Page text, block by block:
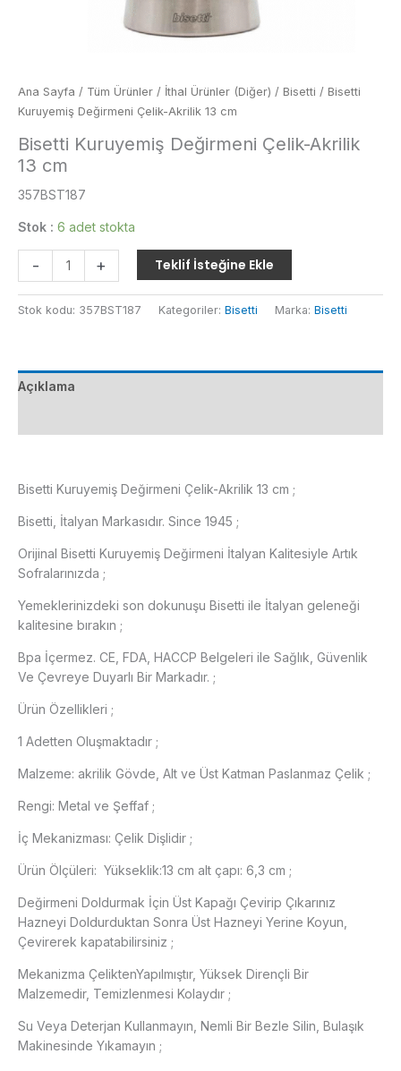
Ana Sayfa / Tüm Ürünler / İthal Ürünler (Diğer) / Bisetti / Bisetti
Kuruyemiş Değirmeni Çelik-Akrilik 13 cm
Bisetti Kuruyemiş Değirmeni Çelik-Akrilik
13 cm
357BST187
Stok : 6 adet stokta
-
Kuruyemiş
Değirmeni
Çelik-
cm
adet
+ Teklif İsteğine Ekle
Stok kodu: 357BST187 Kategoriler: Bisetti Marka: Bisetti
Açıklama
Bisetti Kuruyemiş Değirmeni Çelik-Akrilik 13 cm ;
Bisetti, İtalyan Markasıdır. Since 1945 ;
Orijinal Bisetti Kuruyemiş Değirmeni İtalyan Kalitesiyle Artık
Sofralarınızda ;
Yemeklerinizdeki son dokunuşu Bisetti ile İtalyan geleneği
kalitesine bırakın ;
Bpa İçermez. CE, FDA, HACCP Belgeleri ile Sağlık, Güvenlik
Ve Çevreye Duyarlı Bir Markadır. ;
Ürün Özellikleri ;
1 Adetten Oluşmaktadır ;
Malzeme: akrilik Gövde, Alt ve Üst Katman Paslanmaz Çelik ;
Rengi: Metal ve Şeffaf ;
İç Mekanizması: Çelik Dişlidir ;
Ürün Ölçüleri: Yükseklik:13 cm alt çapı: 6,3 cm ;
Değirmeni Doldurmak İçin Üst Kapağı Çevirip Çıkarınız
Hazneyi Doldurduktan Sonra Üst Hazneyi Yerine Koyun,
Çevirerek kapatabilirsiniz ;
Mekanizma ÇeliktenYapılmıştır, Yüksek Dirençli Bir
Malzemedir, Temizlenmesi Kolaydır ;
Su Veya Deterjan Kullanmayın, Nemli Bir Bezle Silin, Bulaşık
Makinesinde Yıkamayın ;